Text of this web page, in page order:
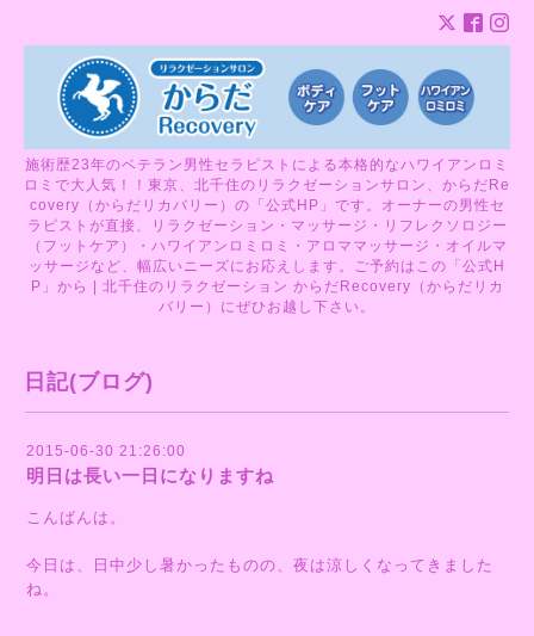
施術歴23年のベテラン男性セラピストによる本格的なハワイアンロミ
ロミで大人気！！東京、北千住のリラクゼーションサロン、からだRe
covery（からだリカバリー）の「公式HP」です。オーナーの男性セ
ラピストが直接、リラクゼーション・マッサージ・リフレクソロジー
（フットケア）・ハワイアンロミロミ・アロママッサージ・オイルマ
ッサージなど、幅広いニーズにお応えします。ご予約はこの「公式H
P」から | 北千住のリラクゼーション からだRecovery（からだリカ
バリー）にぜひお越し下さい。
日記(ブログ)
2015-06-30 21:26:00
明日は長い一日になりますね
こんばんは。
今日は、日中少し暑かったものの、夜は涼しくなってきました
ね。